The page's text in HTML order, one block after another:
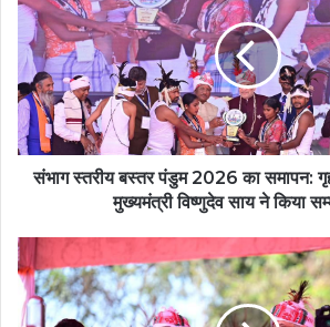
बस्तर
पंडुम
2026
का
समापन:
गृहमंत्री
अमित
शाह
विष्णुदेव
साय
ने
किया
संभाग स्तरीय बस्तर पंडुम 2026 का समापन:
मुख्यमंत्री विष्णुदेव साय ने किया
स्कूली
बच्चों
की
प्रस्तुति